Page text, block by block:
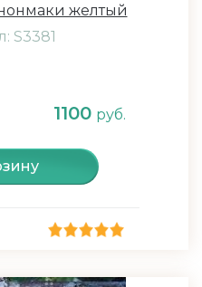
желтый
S3381
1100 руб.